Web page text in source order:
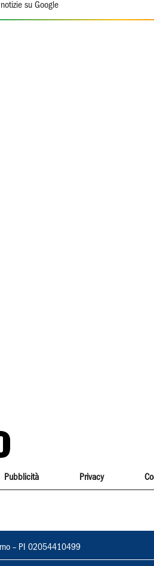
su Google
Pubblicità Privacy
– PI 02054410499